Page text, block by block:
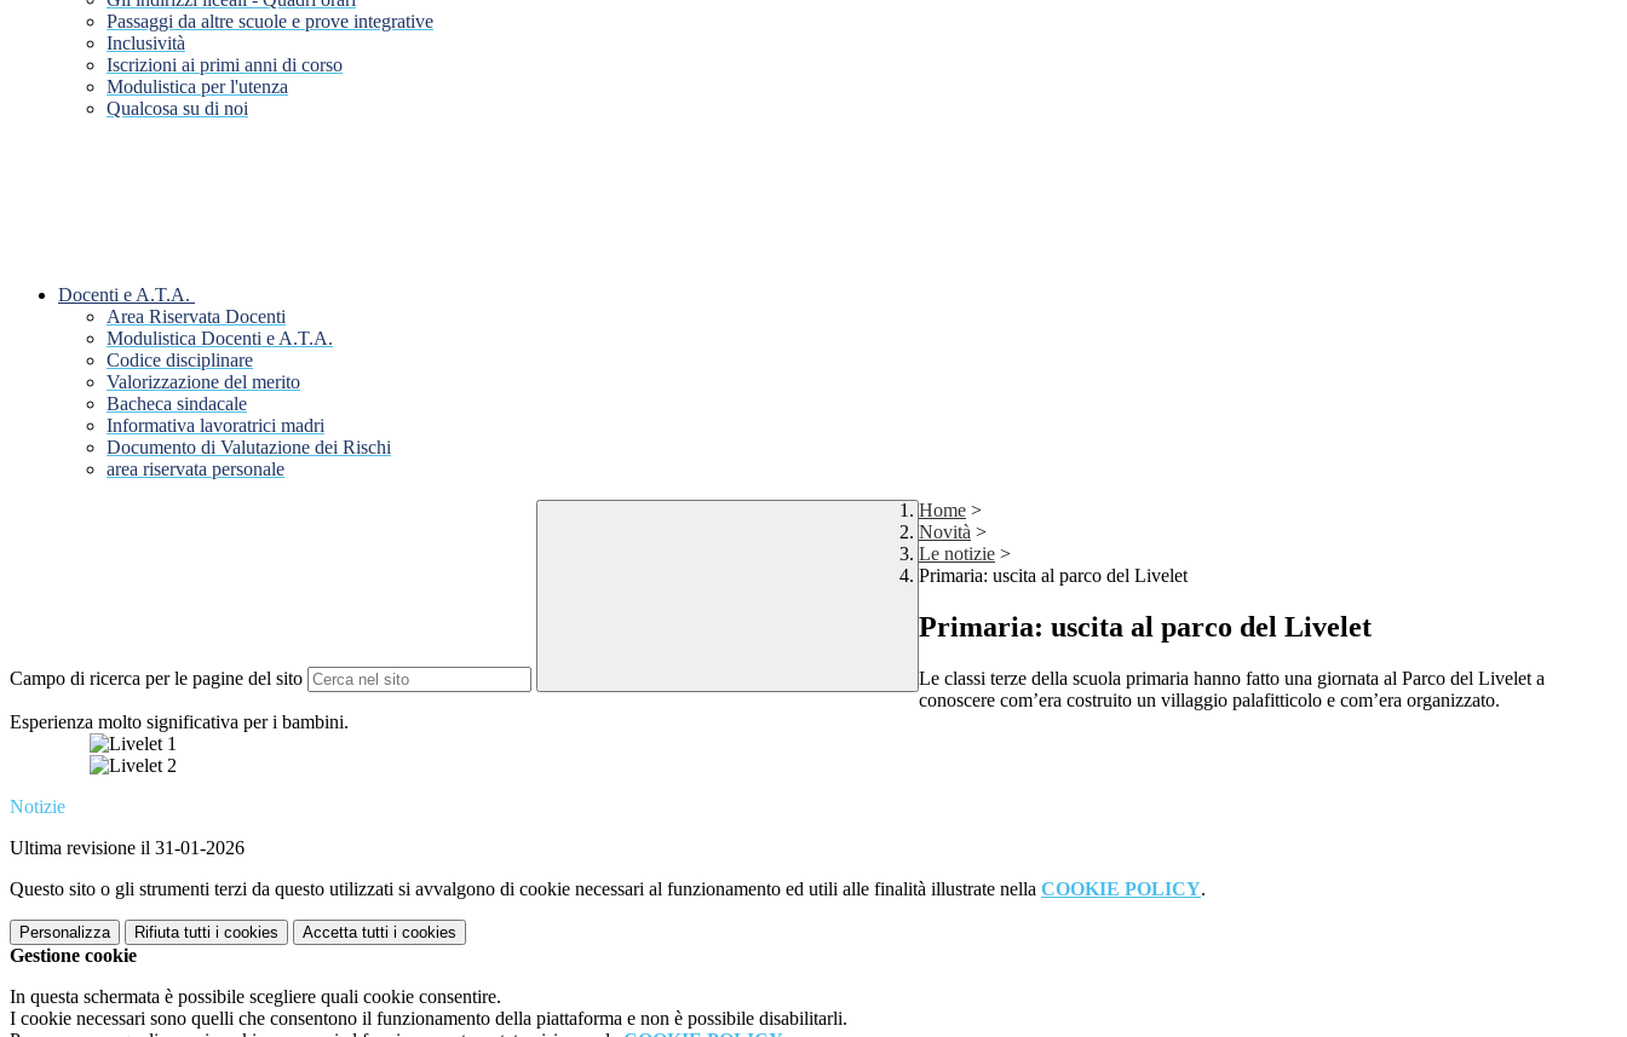
Passaggi da altre scuole e prove integrative
Inclusività
Iscrizioni ai primi anni di corso
Modulistica per l'utenza
Qualcosa su di noi
Docenti e A.T.A.
Area Riservata Docenti
Modulistica Docenti e A.T.A.
Codice disciplinare
Valorizzazione del merito
Bacheca sindacale
Informativa lavoratrici madri
Documento di Valutazione dei Rischi
area riservata personale
Campo di ricerca per le pagine del sito
Home >
Novità >
Le notizie >
Primaria: uscita al parco del Livelet
Primaria: uscita al parco del Livelet
Le classi terze della scuola primaria hanno fatto una giornata al Parco del Livelet a
conoscere com’era costruito un villaggio palafitticolo e com’era organizzato.
Esperienza molto significativa per i bambini.
Notizie
Ultima revisione il 31-01-2026
Questo sito o gli strumenti terzi da questo utilizzati si avvalgono di cookie necessari al funzionamento ed utili alle finalità illustrate nella COOKIE POLICY.
Personalizza Rifiuta tutti i cookies Accetta tutti i cookies
Gestione cookie
In questa schermata è possibile scegliere quali cookie consentire.
I cookie necessari sono quelli che consentono il funzionamento della piattaforma e non è possibile disabilitarli.